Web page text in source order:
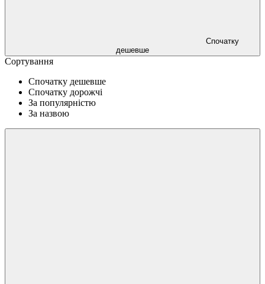
Спочатку
дешевше
Сортування
Спочатку дешевше
Спочатку дорожчі
За популярністю
За назвою